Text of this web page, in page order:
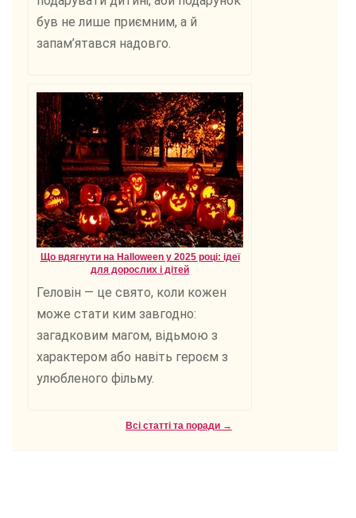
був не лише приємним, а й
запам’ятався надовго.
Що вдягнути на Halloween у 2025 році: ідеї
для дорослих і дітей
Геловін — це свято, коли кожен
може стати ким завгодно:
загадковим магом, відьмою з
характером або навіть героєм з
улюбленого фільму.
Всі статті та поради →